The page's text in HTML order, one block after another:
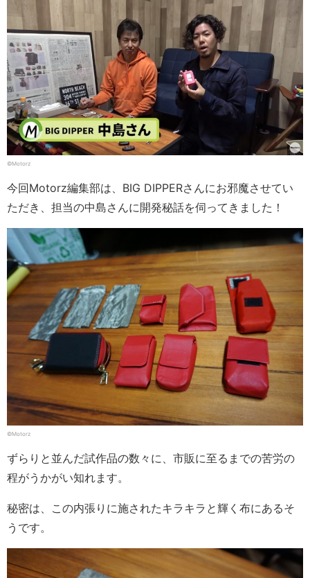
©Motorz
今回Motorz編集部は、BIG DIPPERさんにお邪魔させてい
ただき、担当の中島さんに開発秘話を伺ってきました！
©Motorz
ずらりと並んだ試作品の数々に、市販に至るまでの苦労の
程がうかがい知れます。
秘密は、この内張りに施されたキラキラと輝く布にあるそ
うです。